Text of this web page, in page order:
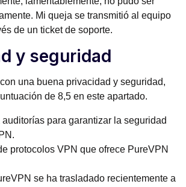
Mi queja se transmitió al equipo
de un ticket de soporte.
y seguridad
una buena privacidad y seguridad,
de 8,5 en este apartado.
auditorías para garantizar la seguridad
protocolos VPN que ofrece PureVPN
se ha trasladado recientemente a